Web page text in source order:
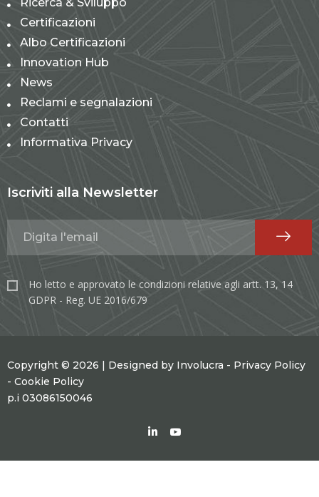
Certificazioni
Albo Certificazioni
Innovation Hub
News
Reclami e segnalazioni
Contatti
Informativa Privacy
Iscriviti alla Newsletter
Ho letto e approvato le condizioni relative agli artt. 13, 14
GDPR - Reg. UE 2016/679
Copyright © 2026 | Designed by Involucra - Privacy Policy
- Cookie Policy
p.i 03086150046